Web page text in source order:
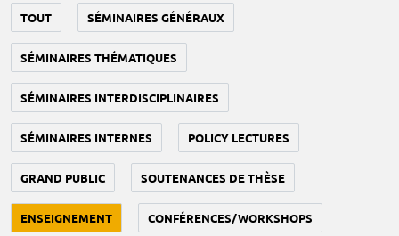
TOUT SÉMINAIRES GÉNÉRAUX
SÉMINAIRES THÉMATIQUES
SÉMINAIRES INTERDISCIPLINAIRES
SÉMINAIRES INTERNES POLICY LECTURES
GRAND PUBLIC SOUTENANCES DE THÈSE
ENSEIGNEMENT CONFÉRENCES/WORKSHOPS